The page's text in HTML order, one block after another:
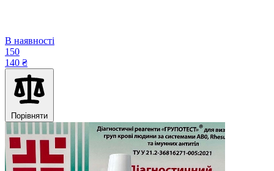
В наявності
150
140 ₴
Порівняти